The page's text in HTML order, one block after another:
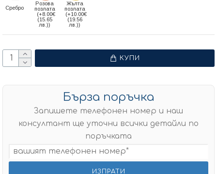
Сребро
Розова
позлата
(+8.00€
(15.65
лв.))
Жълта
позлата
(+10.00€
(19.56
лв.))
КУПИ
Бърза поръчка
Запишете телефонен номер и наш
консултант ще уточни всички детайли по
поръчката